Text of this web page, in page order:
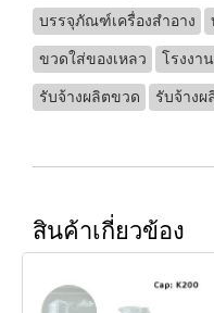
บรรจุภัณฑ์เครื่องสำอาง
ขวดใส่ของเหลว โรงงา
รับจ้างผลิตขวด รับจ้าง
สินค้าเกี่ยวข้อง